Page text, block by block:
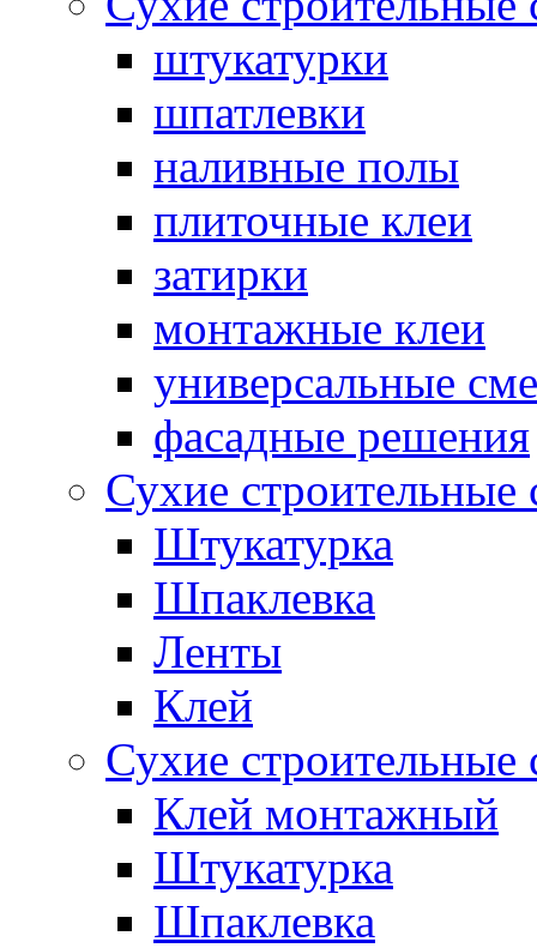
штукатурки
шпатлевки
наливные полы
плиточные клеи
затирки
монтажные клеи
универсальные
фасадные решения
Сухие
Штукатурка
Шпаклевка
Ленты
Клей
Сухие
Клей монтажный
Штукатурка
Шпаклевка